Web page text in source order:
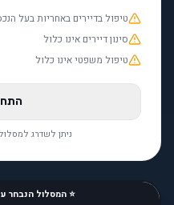
טיפול בדיירים באחריות בעל
סינון דיירים אינו כלול
טיפול משפטי אינו כלול
ניתן לשדרג
⭐ המסלול הנבחר